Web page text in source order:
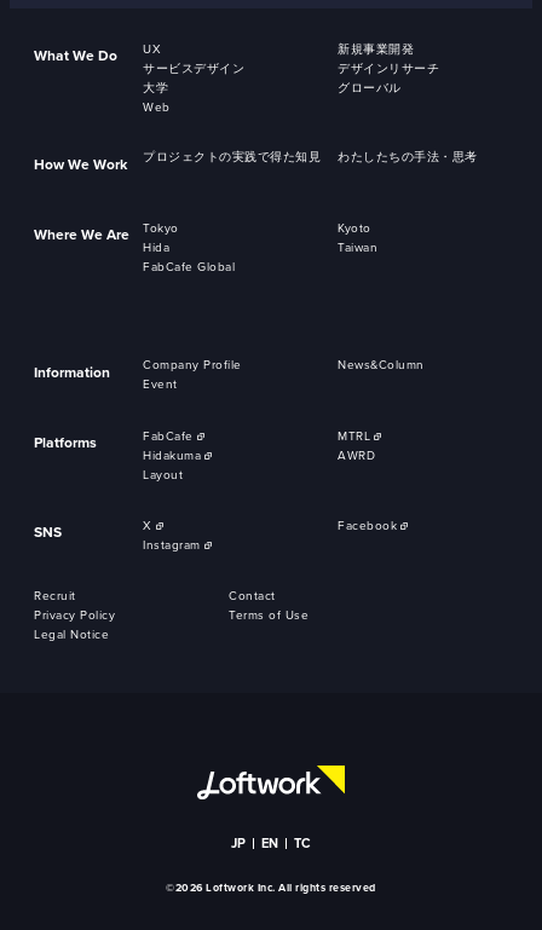
What We Do UX
新規事業開発
サービスデザイン
デザインリサーチ
大学
グローバル
Web
How We Work プロジェクトの実践で得た知見 わたしたちの手法・思考
Where We Are Tokyo
Kyoto
Hida
Taiwan
FabCafe Global
Information Company Profile
News&Column
Event
Platforms FabCafe
MTRL
Hidakuma
AWRD
Layout
SNS X
Facebook
Instagram
Recruit
Contact
Privacy Policy
Terms of Use
Legal Notice
JP EN TC
©2026 Loftwork Inc. All rights reserved